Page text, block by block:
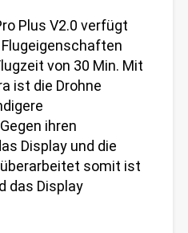
Plus V2.0 verfügt
von 30 Min. Mit
ist die Drohne
ihren
Display und die
somit ist
das Display